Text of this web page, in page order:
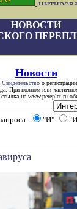
НОВОСТИ
Новости
Свидетельство о
При полном или
на www.pereplet.ru
"И"